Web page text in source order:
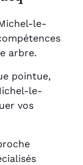
le-
arbre.
pointue,
le-
vos